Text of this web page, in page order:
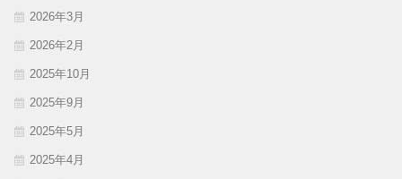
2026年3月
2026年2月
2025年10月
2025年9月
2025年5月
2025年4月